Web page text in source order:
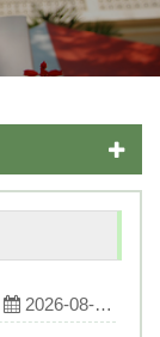
2026-08-05